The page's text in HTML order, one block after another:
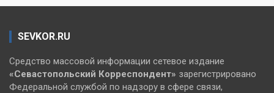
SEVKOR.RU
Средство массовой информации сетевое издание
«Севастопольский Корреспондент» зарегистрировано
Федеральной службой по надзору в сфере связи,